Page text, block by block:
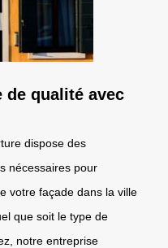
de qualité avec
dispose des
nécessaires pour
votre façade dans la ville
que soit le type de
notre entreprise